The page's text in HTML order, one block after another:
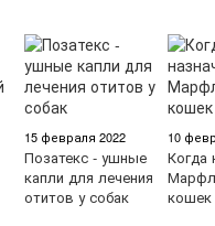
15 февраля 2022
Позатекс - ушные
капли для лечения
отитов у собак
10
Когда
кошек